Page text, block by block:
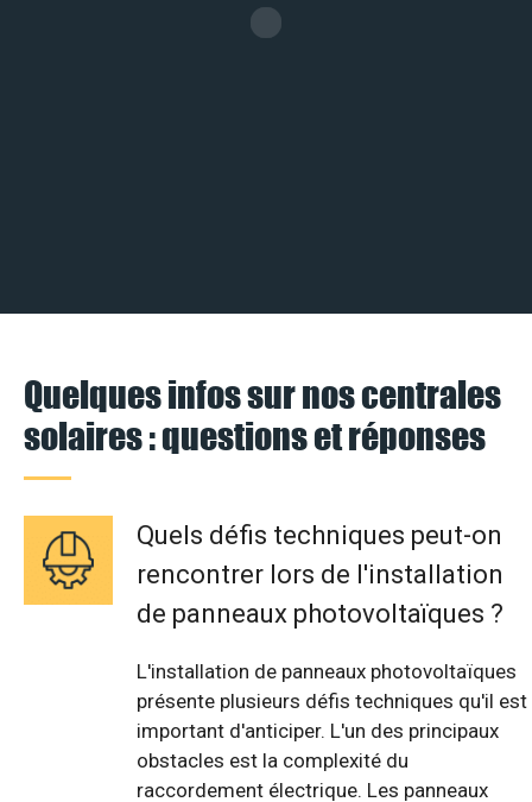
Quelques infos sur nos centrales
solaires : questions et réponses
Quels défis techniques peut-on
rencontrer lors de l'installation
de panneaux photovoltaïques ?
L'installation de panneaux photovoltaïques
présente plusieurs défis techniques qu'il est
important d'anticiper. L'un des principaux
obstacles est la complexité du
raccordement électrique. Les panneaux